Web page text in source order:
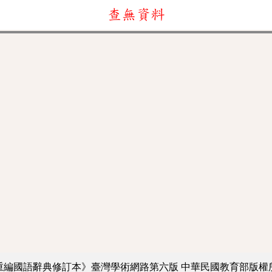
查無資料
編國語辭典修訂本》臺灣學術網路第六版 中華民國教育部版權